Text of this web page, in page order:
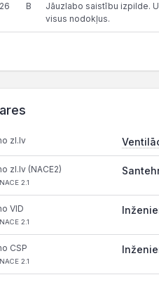
B
Jāuzlabo saistību izpilde.
visus nodokļus.
zl.lv
zl.lv (NACE2)
2.1
VID
2.1
CSP
2.1